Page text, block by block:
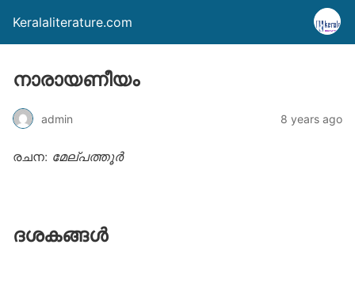
Keralaliterature.com
നാരായണീയം
admin 8 years ago
രചന: മേല്പത്തൂര്‍
ദശകങ്ങൾ